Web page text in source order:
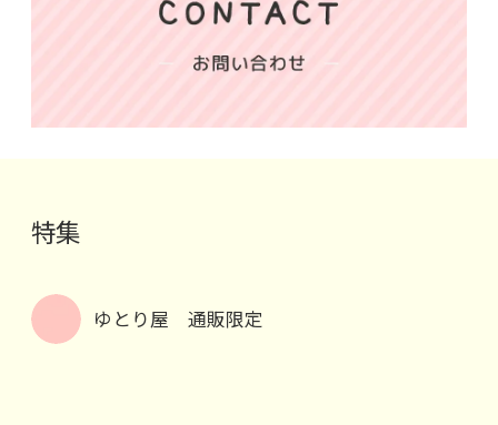
特集
ゆとり屋 通販限定